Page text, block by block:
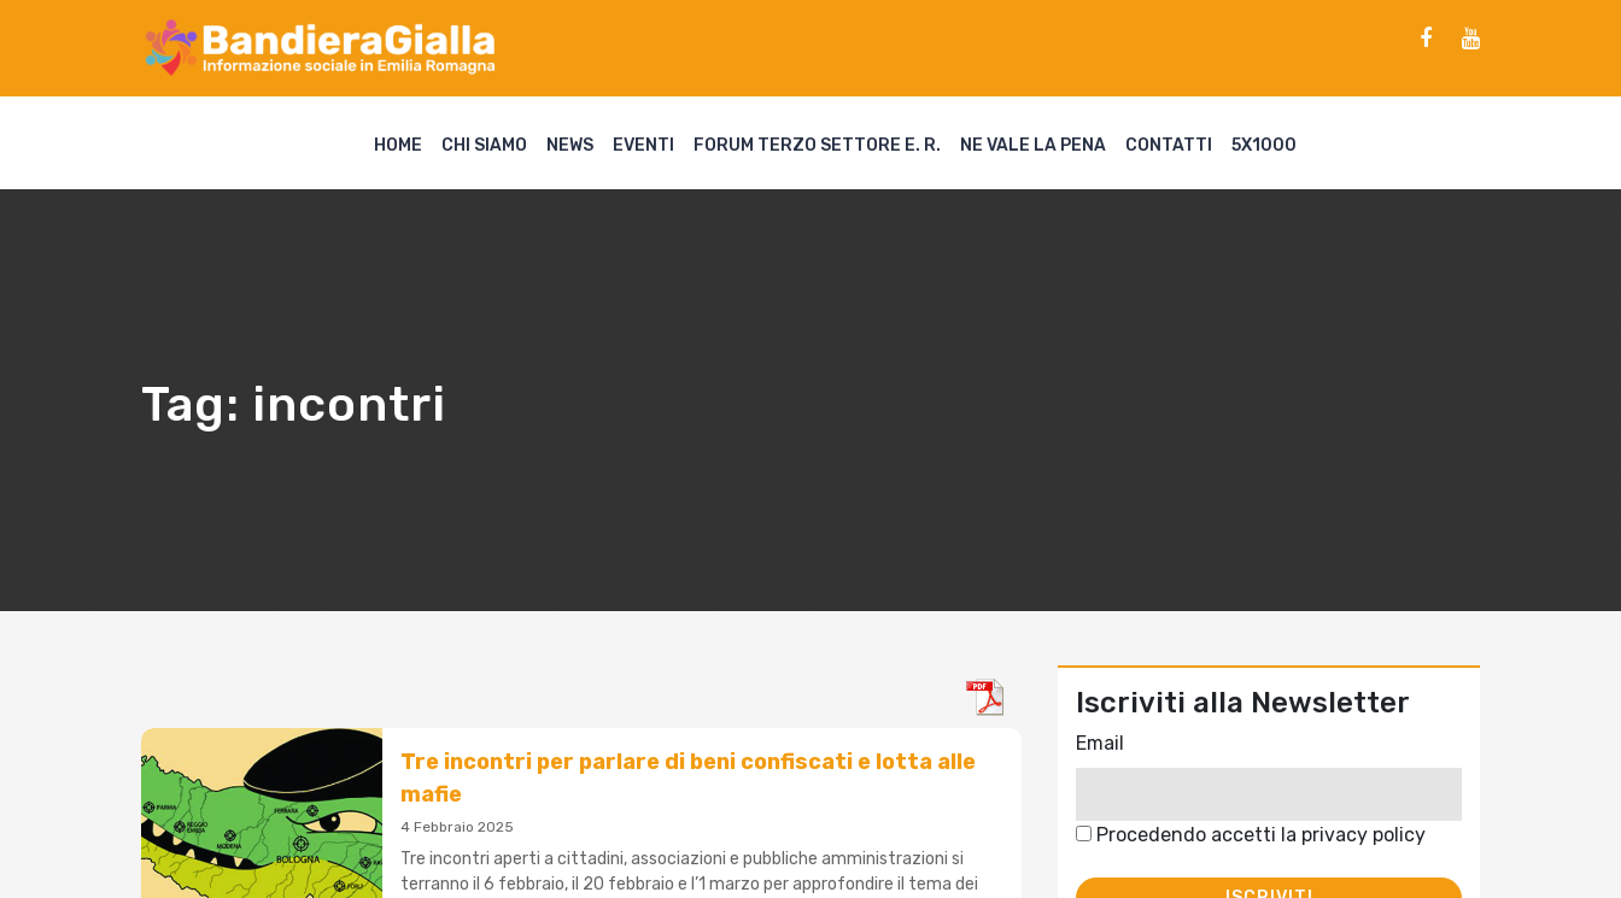
HOME CHI SIAMO NEWS EVENTI FORUM TERZO SETTORE E. R. NE VALE LA PENA CONTATTI 5X1000
Tag: incontri
Tre incontri per parlare di beni confiscati e lotta alle
mafie
4 Febbraio 2025
Tre incontri aperti a cittadini, associazioni e pubbliche amministrazioni si
terranno il 6 febbraio, il 20 febbraio e l’1 marzo per approfondire il tema dei
Iscriviti alla Newsletter
Email
Procedendo accetti la privacy policy